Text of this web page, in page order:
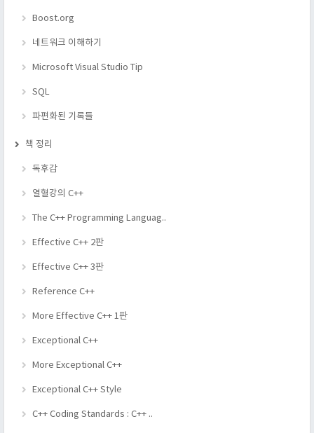
Boost.org
네트워크 이해하기
Microsoft Visual Studio Tip
SQL
파편화된 기록들
책 정리
독후감
열혈강의 C++
The C++ Programming Languag..
Effective C++ 2판
Effective C++ 3판
Reference C++
More Effective C++ 1판
Exceptional C++
More Exceptional C++
Exceptional C++ Style
C++ Coding Standards : C++ ..